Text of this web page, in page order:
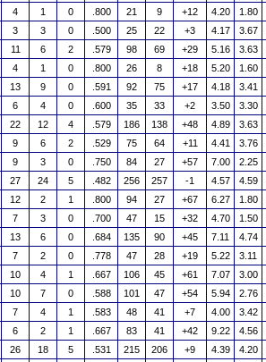
4 1 0 .800 21 9 +12 4.20 1.80
3 3 0 .500 25 22 +3 4.17 3.67
11 6 2 .579 98 69 +29 5.16 3.63
4 1 0 .800 26 8 +18 5.20 1.60
13 9 0 .591 92 75 +17 4.18 3.41
6 4 0 .600 35 33 +2 3.50 3.30
22 12 4 .579 186 138 +48 4.89 3.63
9 6 2 .529 75 64 +11 4.41 3.76
9 3 0 .750 84 27 +57 7.00 2.25
27 24 5 .482 256 257 -1 4.57 4.59
12 2 1 .800 94 27 +67 6.27 1.80
7 3 0 .700 47 15 +32 4.70 1.50
13 6 0 .684 135 90 +45 7.11 4.74
7 2 0 .778 47 28 +19 5.22 3.11
10 4 1 .667 106 45 +61 7.07 3.00
10 7 0 .588 101 47 +54 5.94 2.76
7 4 1 .583 48 41 +7 4.00 3.42
6 2 1 .667 83 41 +42 9.22 4.56
26 18 5 .531 215 206 +9 4.39 4.20